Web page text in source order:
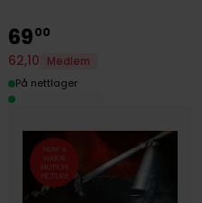
6900
62,10
Medlem
På nettlager